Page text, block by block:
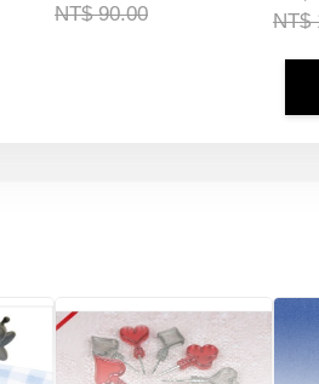
NT$ 90.00
NT$